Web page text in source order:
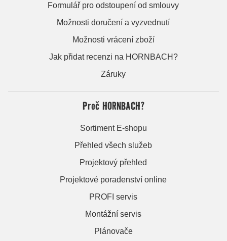
Formulář pro odstoupení od smlouvy
Možnosti doručení a vyzvednutí
Možnosti vrácení zboží
Jak přidat recenzi na HORNBACH?
Záruky
Proč HORNBACH?
Sortiment E-shopu
Přehled všech služeb
Projektový přehled
Projektové poradenství online
PROFI servis
Montážní servis
Plánovače